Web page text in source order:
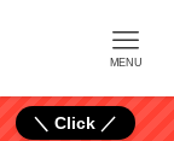
MENU
＼ Click ／